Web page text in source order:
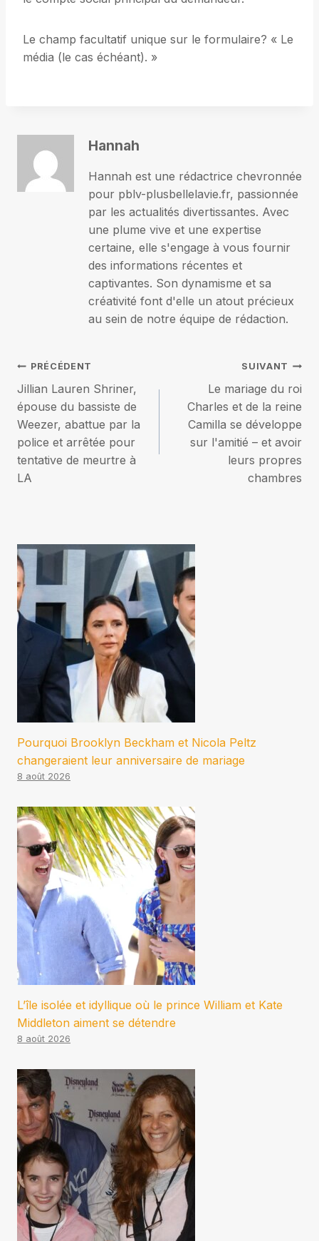
Le champ facultatif unique sur le formulaire? « Le
média (le cas échéant). »
Hannah
Hannah est une rédactrice chevronnée
pour pblv-plusbellelavie.fr, passionnée
par les actualités divertissantes. Avec
une plume vive et une expertise
certaine, elle s'engage à vous fournir
des informations récentes et
captivantes. Son dynamisme et sa
créativité font d'elle un atout précieux
au sein de notre équipe de rédaction.
Navigation
de
l’article
PRÉCÉDENT
Jillian Lauren Shriner,
épouse du bassiste de
Weezer, abattue par la
police et arrêtée pour
tentative de meurtre à
LA
SUIVANT
Le mariage du roi
Charles et de la reine
Camilla se développe
sur l'amitié – et avoir
leurs propres
chambres
Pourquoi Brooklyn Beckham et Nicola Peltz
changeraient leur anniversaire de mariage
8 août 2026
L’île isolée et idyllique où le prince William et Kate
Middleton aiment se détendre
8 août 2026